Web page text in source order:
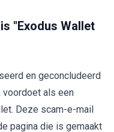
"Exodus Wallet
en geconcludeerd
als een
Deze scam-e-mail
pagina die is gemaakt